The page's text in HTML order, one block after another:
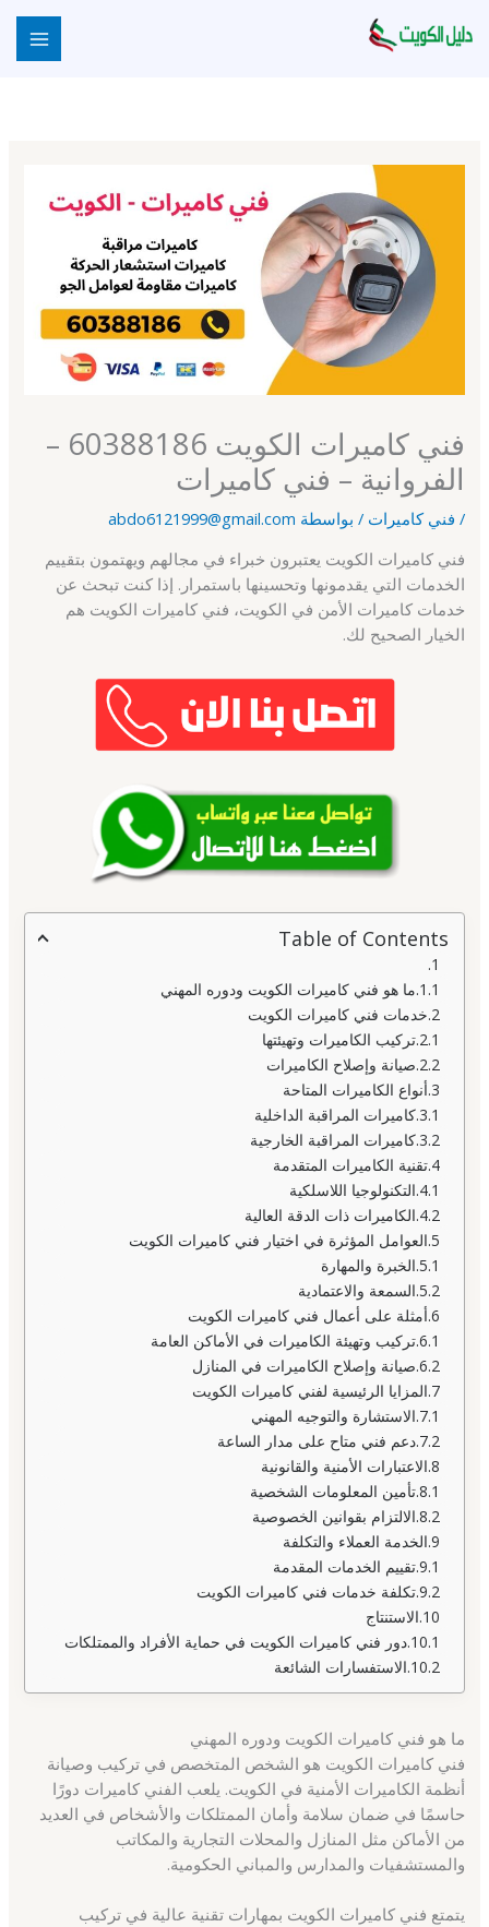
إلى
فني كاميرات الكويت 60388186 –
الفروانية – فني كاميرات
/ فني كاميرات / بواسطة abdo6121999@gmail.com
فني كاميرات الكويت يعتبرون خبراء في مجالهم ويهتمون بتقييم
الخدمات التي يقدمونها وتحسينها باستمرار. إذا كنت تبحث عن
خدمات كاميرات الأمن في الكويت، فني كاميرات الكويت هم
الخيار الصحيح لك.
Table of Contents
ما هو فني كاميرات الكويت ودوره المهني
خدمات فني كاميرات الكويت
تركيب الكاميرات وتهيئتها
صيانة وإصلاح الكاميرات
أنواع الكاميرات المتاحة
كاميرات المراقبة الداخلية
كاميرات المراقبة الخارجية
تقنية الكاميرات المتقدمة
التكنولوجيا اللاسلكية
الكاميرات ذات الدقة العالية
العوامل المؤثرة في اختيار فني كاميرات الكويت
الخبرة والمهارة
السمعة والاعتمادية
أمثلة على أعمال فني كاميرات الكويت
تركيب وتهيئة الكاميرات في الأماكن العامة
صيانة وإصلاح الكاميرات في المنازل
المزايا الرئيسية لفني كاميرات الكويت
الاستشارة والتوجيه المهني
دعم فني متاح على مدار الساعة
الاعتبارات الأمنية والقانونية
تأمين المعلومات الشخصية
الالتزام بقوانين الخصوصية
الخدمة العملاء والتكلفة
تقييم الخدمات المقدمة
تكلفة خدمات فني كاميرات الكويت
الاستنتاج
دور فني كاميرات الكويت في حماية الأفراد والممتلكات
الاستفسارات الشائعة
ما هو فني كاميرات الكويت ودوره المهني
فني كاميرات الكويت هو الشخص المتخصص في تركيب وصيانة
أنظمة الكاميرات الأمنية في الكويت. يلعب الفني كاميرات دورًا
حاسمًا في ضمان سلامة وأمان الممتلكات والأشخاص في العديد
من الأماكن مثل المنازل والمحلات التجارية والمكاتب
والمستشفيات والمدارس والمباني الحكومية.
يتمتع فني كاميرات الكويت بمهارات تقنية عالية في تركيب